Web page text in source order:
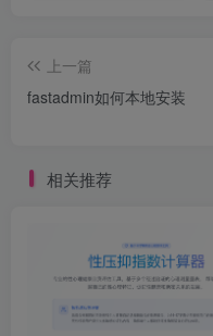
上一篇
fastadmin如何本地安装
相关推荐